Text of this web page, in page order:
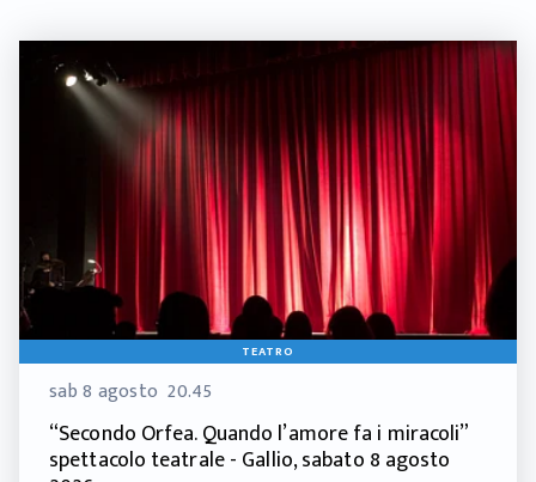
TEATRO
sab 8 agosto 20.45
“Secondo Orfea. Quando l’amore fa i miracoli”
spettacolo teatrale - Gallio, sabato 8 agosto